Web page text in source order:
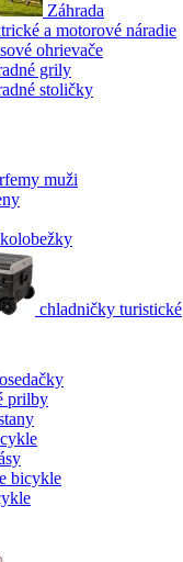
Záhrada
a motorové náradie
ohrievače
grily
stoličky
muži
chladničky turistické
prilby
bicykle